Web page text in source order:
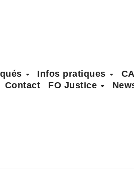
Infos pratiques
Contact FO Justice